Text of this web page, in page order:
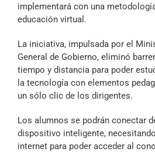
implementará con una
educación virtual.
La iniciativa, impulsada por el
General de Gobierno, eliminó
tiempo y distancia para poder
la tecnología con elementos
un sólo clic de los dirigentes.
Los alumnos se podrán conectar
dispositivo inteligente,
internet para poder acceder al